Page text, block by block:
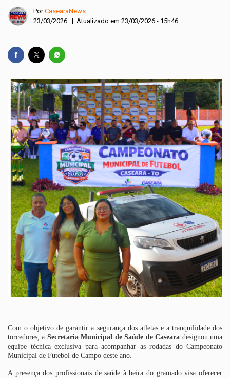
PorCasearaNews
23/03/2026 | Atualizado em 23/03/2026 - 15h46
Com o objetivo de garantir a segurança dos atletas e a tranquilidade dos
torcedores, a Secretaria Municipal de Saúde de Caseara designou uma
equipe técnica exclusiva para acompanhar as rodadas do Campeonato
Municipal de Futebol de Campo deste ano.
A presença dos profissionais de saúde à beira do gramado visa oferecer